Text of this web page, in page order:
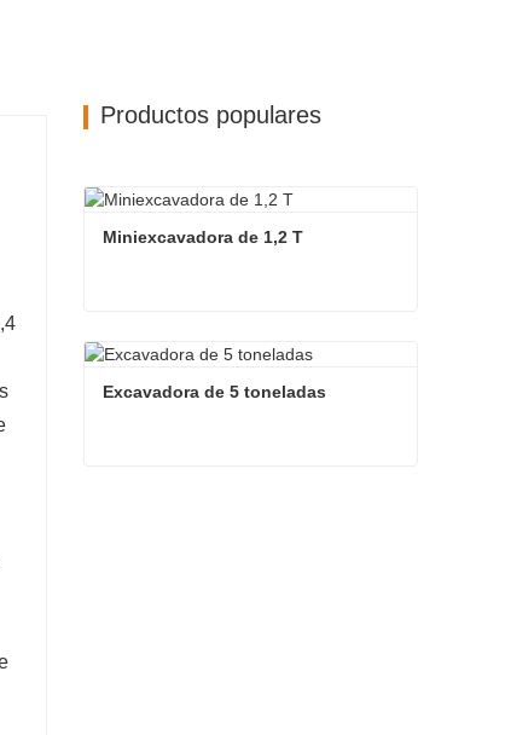
Productos populares
Miniexcavadora de 1,2 T
Miniexcavadora de 1,2 T
Contacta ahora
Excavadora de 5 toneladas